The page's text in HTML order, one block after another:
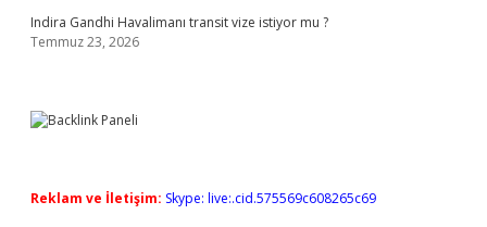
Indira Gandhi Havalimanı transit vize istiyor mu ?
Temmuz 23, 2026
Reklam ve İletişim: Skype: live:.cid.575569c608265c69